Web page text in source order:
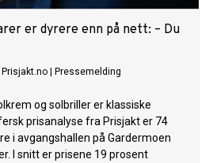
er dyrere enn på nett: – Du
Prisjakt.no Pressemelding
og solbriller er klassiske
prisanalyse fra Prisjakt er 74
i avgangshallen på Gardermoen
I snitt er prisene 19 prosent